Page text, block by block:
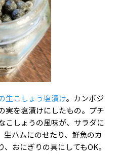
生こしょう塩漬け。カンボジ
実を塩漬けにしたもの。プチ
こしょうの風味が、サラダに
生ハムにのせたり、鮮魚のカ
おにぎりの具にしてもOK。